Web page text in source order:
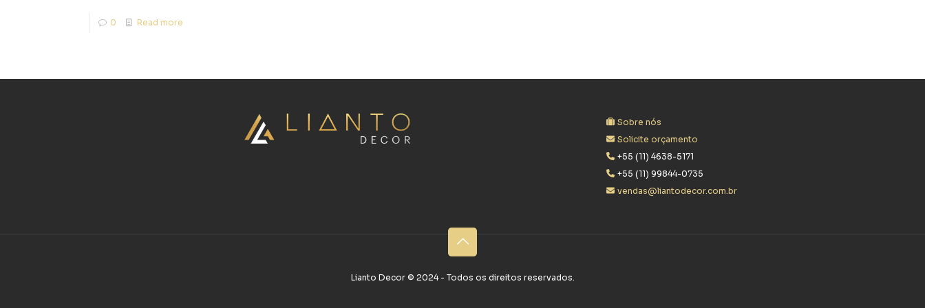
0 Read more
Sobre nós
Solicite orçamento
+55 (11) 4638-5171
+55 (11) 99844-0735
vendas@liantodecor.com.br
Lianto Decor ©‎ 2024 - Todos os direitos reservados.